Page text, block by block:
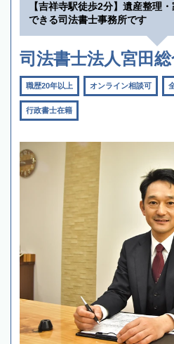
【吉祥寺駅徒歩2分】遺産整理
できる司法書士事務所です
司法書士法人宮田
職歴20年以上 オンライン相談可
行政書士在籍